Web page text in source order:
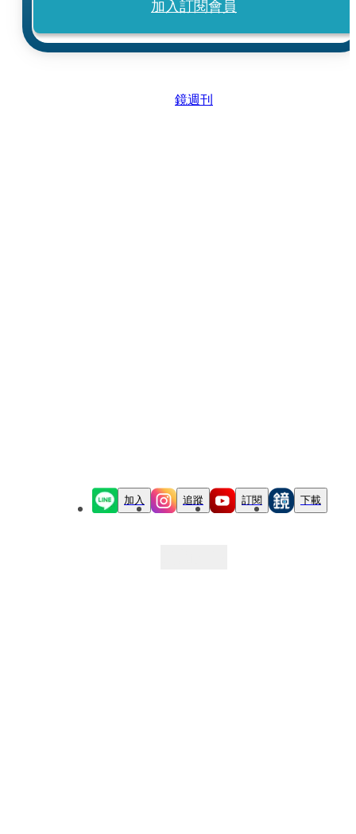
加入訂閱會員
鏡週刊
加入 追蹤 訂閱 下載